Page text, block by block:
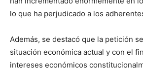
lo que ha perjudicado a los
Además, se destacó que la petición
situación económica actual y con el
intereses económicos